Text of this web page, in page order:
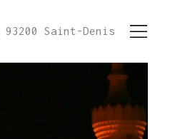
Saint-Denis